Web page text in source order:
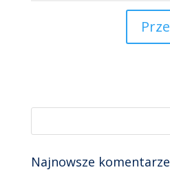
Najnowsze komentarze